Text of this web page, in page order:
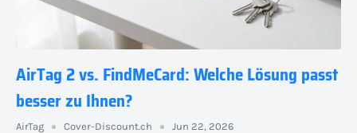
AirTag 2 vs. FindMeCard: Welche Lösung passt
besser zu Ihnen?
AirTag Cover-Discount.ch Jun 22, 2026